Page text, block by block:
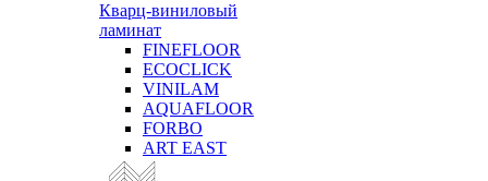
Кварц-виниловый
ламинат
FINEFLOOR
ECOCLICK
VINILAM
AQUAFLOOR
FORBO
ART EAST